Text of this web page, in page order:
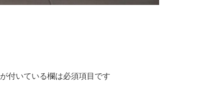
が付いている欄は必須項目です